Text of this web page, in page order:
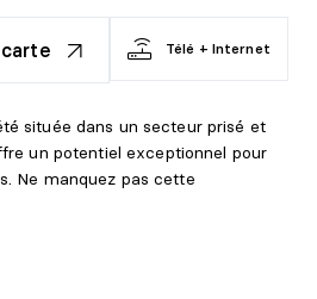
Télé + Internet
située dans un secteur prisé et
un potentiel exceptionnel pour
Ne manquez pas cette